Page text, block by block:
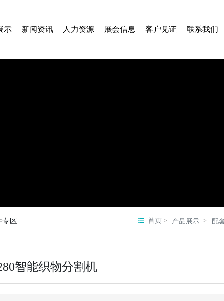
示 新闻资讯 人力资源 展会信息 客户见证 联系我们
专区 首页 产品展示 配
智能织物分割机